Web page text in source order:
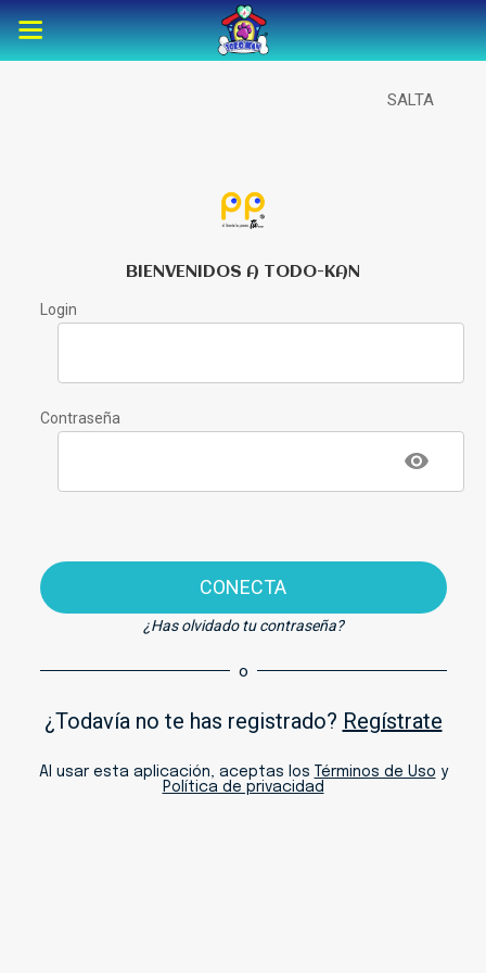
SALTA
BIENVENIDOS A TODO-KAN
Login
Contraseña
CONECTA
¿Has olvidado tu contraseña?
o
¿Todavía no te has registrado? Regístrate
Al usar esta aplicación, aceptas los Términos de Uso y
Política de privacidad